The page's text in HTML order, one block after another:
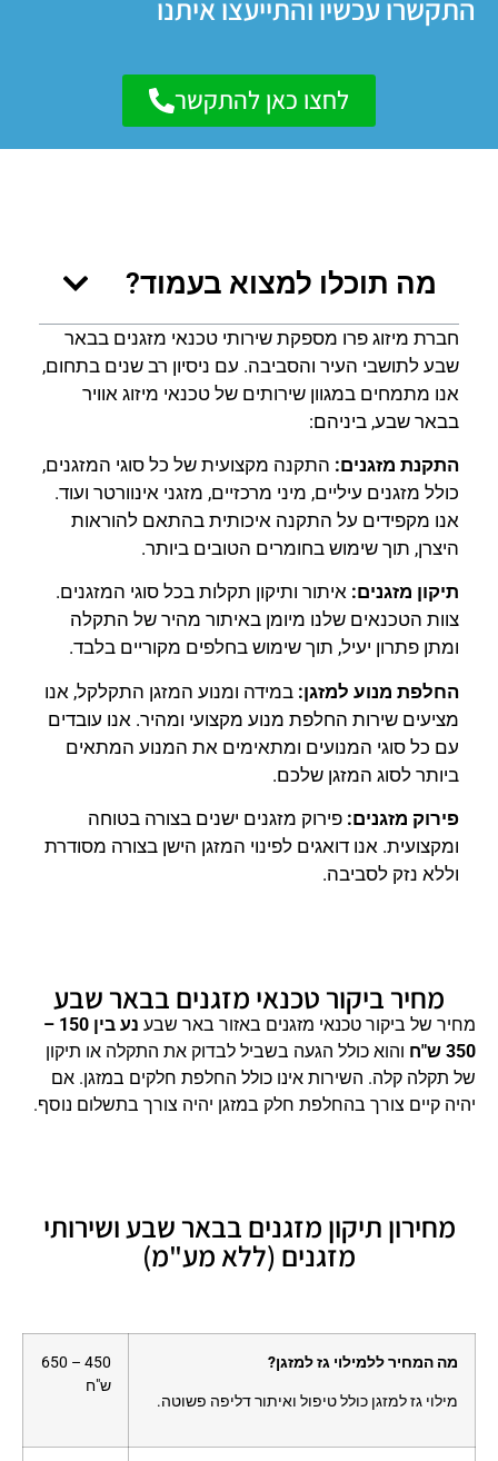
התקשרו עכשיו והתייעצו איתנו
לחצו כאן להתקשר
מה תוכלו למצוא בעמוד?
חברת מיזוג פרו מספקת שירותי טכנאי מזגנים בבאר
שבע לתושבי העיר והסביבה. עם ניסיון רב שנים בתחום,
אנו מתמחים במגוון שירותים של טכנאי מיזוג אוויר
בבאר שבע, ביניהם:
התקנת מזגנים: התקנה מקצועית של כל סוגי המזגנים,
כולל מזגנים עיליים, מיני מרכזיים, מזגני אינוורטר ועוד.
אנו מקפידים על התקנה איכותית בהתאם להוראות
היצרן, תוך שימוש בחומרים הטובים ביותר.
תיקון מזגנים: איתור ותיקון תקלות בכל סוגי המזגנים.
צוות הטכנאים שלנו מיומן באיתור מהיר של התקלה
ומתן פתרון יעיל, תוך שימוש בחלפים מקוריים בלבד.
החלפת מנוע למזגן: במידה ומנוע המזגן התקלקל, אנו
מציעים שירות החלפת מנוע מקצועי ומהיר. אנו עובדים
עם כל סוגי המנועים ומתאימים את המנוע המתאים
ביותר לסוג המזגן שלכם.
פירוק מזגנים: פירוק מזגנים ישנים בצורה בטוחה
ומקצועית. אנו דואגים לפינוי המזגן הישן בצורה מסודרת
וללא נזק לסביבה.
מחיר ביקור טכנאי מזגנים בבאר שבע
מחיר של ביקור טכנאי מזגנים באזור באר שבע
נע בין 150 –
350 ש"ח
והוא כולל הגעה בשביל לבדוק את התקלה או תיקון
של תקלה קלה. השירות אינו כולל החלפת חלקים במזגן. אם
יהיה קיים צורך בהחלפת חלק במזגן יהיה צורך בתשלום נוסף.
מחירון תיקון מזגנים בבאר שבע ושירותי
מזגנים (ללא מע"מ)
מה המחיר ללמילוי גז למזגן?
מילוי גז למזגן כולל טיפול ואיתור דליפה פשוטה.
450 – 650
ש"ח